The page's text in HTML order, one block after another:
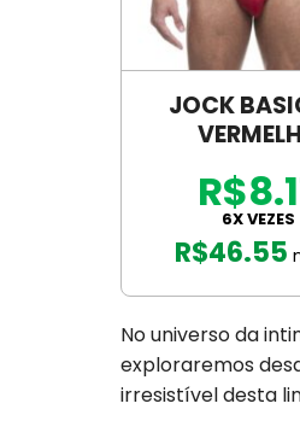
JOCK
R$46.55
6X VEZES
No universo da
exploraremos
irresistível desta